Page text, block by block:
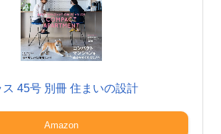
ス 45号 別冊 住まいの設計
Amazon